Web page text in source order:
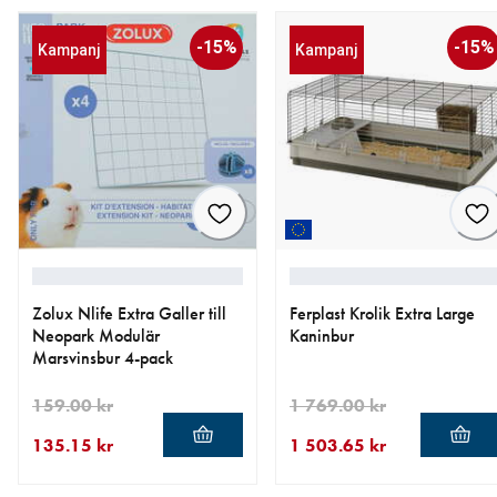
Kampanj -15%
Zolux Nlife Extra Galler till
Neopark Modulär
Marsvinsbur 4-pack
135.15 kr
159.00 kr
Kampanj -15%
Ferplast Krolik Extra Large
Kaninbur
1 503.65 kr
1 769.00 kr